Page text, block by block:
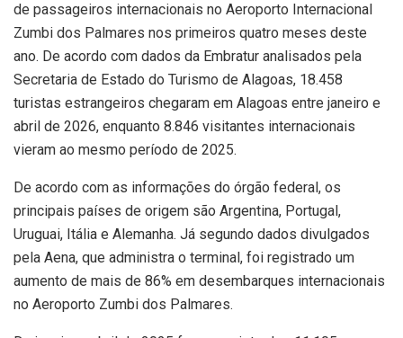
de passageiros internacionais no Aeroporto Internacional
Zumbi dos Palmares nos primeiros quatro meses deste
ano. De acordo com dados da Embratur analisados pela
Secretaria de Estado do Turismo de Alagoas, 18.458
turistas estrangeiros chegaram em Alagoas entre janeiro e
abril de 2026, enquanto 8.846 visitantes internacionais
vieram ao mesmo período de 2025.
De acordo com as informações do órgão federal, os
principais países de origem são Argentina, Portugal,
Uruguai, Itália e Alemanha. Já segundo dados divulgados
pela Aena, que administra o terminal, foi registrado um
aumento de mais de 86% em desembarques internacionais
no Aeroporto Zumbi dos Palmares.